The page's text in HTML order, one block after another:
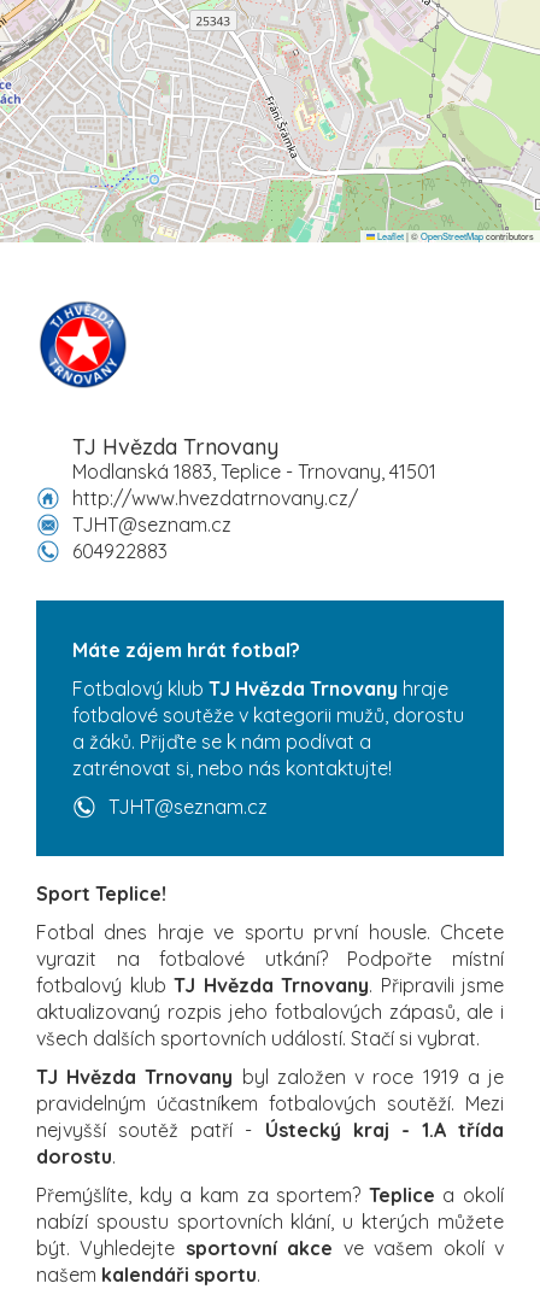
Leaflet|©OpenStreetMapcontributors
TJ Hvězda Trnovany
Modlanská 1883, Teplice - Trnovany, 41501
http://www.hvezdatrnovany.cz/
TJHT@seznam.cz
604922883
Máte zájem hrát fotbal?
Fotbalový klub TJ Hvězda Trnovany hraje
fotbalové soutěže v kategorii mužů, dorostu
a žáků. Přijďte se k nám podívat a
zatrénovat si, nebo nás kontaktujte!
TJHT@seznam.cz
Sport Teplice!
Fotbal dnes hraje ve sportu první housle. Chcete
vyrazit na fotbalové utkání? Podpořte místní
fotbalový klub TJ Hvězda Trnovany. Připravili jsme
aktualizovaný rozpis jeho fotbalových zápasů, ale i
všech dalších sportovních událostí. Stačí si vybrat.
TJ Hvězda Trnovany byl založen v roce 1919 a je
pravidelným účastníkem fotbalových soutěží. Mezi
nejvyšší soutěž patří - Ústecký kraj - 1.A třída
dorostu.
Přemýšlíte, kdy a kam za sportem? Teplice a okolí
nabízí spoustu sportovních klání, u kterých můžete
být. Vyhledejte sportovní akce ve vašem okolí v
našem kalendáři sportu.